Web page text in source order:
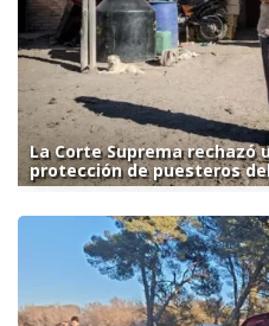
La Corte Suprema rechazó
protección de puesteros